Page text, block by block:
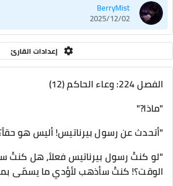
BerryMist
2025/12/02
إعدادات القارئ
الفصل 224: وعاء الحاكم (12)
"ماذا?"
"أتحدث عن رسول بيرناتيس! أليس هو
"لو كنتُ رسول بيرناتيس فعلاً، هل كنتُ
الوقت؟! كنتُ سأذهب لأؤدي ما يسمّى